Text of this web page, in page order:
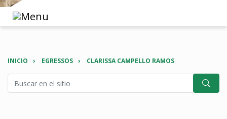
INICIO EGRESSOS CLARISSA CAMPELLO RAMOS